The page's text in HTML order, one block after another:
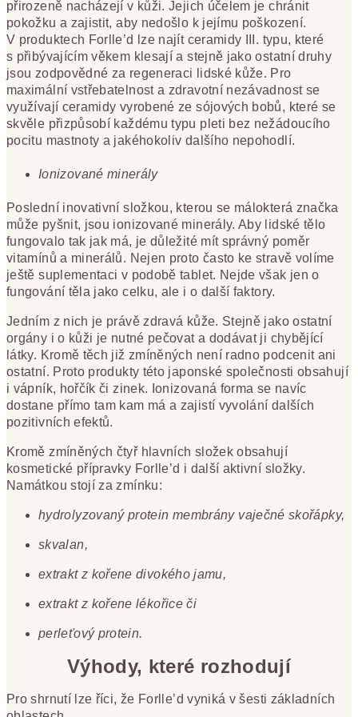
přirozeně nacházejí v kůži. Jejich účelem je chránit
pokožku a zajistit, aby nedošlo k jejímu poškození.
V produktech Forlle’d lze najít ceramidy III. typu, které
s přibývajícím věkem klesají a stejně jako ostatní druhy
jsou zodpovědné za regeneraci lidské kůže. Pro
maximální vstřebatelnost a zdravotní nezávadnost se
využívají ceramidy vyrobené ze sójových bobů, které se
skvěle přizpůsobí každému typu pleti bez nežádoucího
pocitu mastnoty a jakéhokoliv dalšího nepohodlí.
Ionizované minerály
Poslední inovativní složkou, kterou se málokterá značka
může pyšnit, jsou ionizované minerály. Aby lidské tělo
fungovalo tak jak má, je důležité mít správný poměr
vitamínů a minerálů. Nejen proto často ke stravě volíme
ještě suplementaci v podobě tablet. Nejde však jen o
fungování těla jako celku, ale i o další faktory.
Jedním z nich je právě zdravá kůže. Stejně jako ostatní
orgány i o kůži je nutné pečovat a dodávat ji chybějící
látky. Kromě těch již zmíněných není radno podcenit ani
ostatní. Proto produkty této japonské společnosti obsahují
i vápník, hořčík či zinek. Ionizovaná forma se navíc
dostane přímo tam kam má a zajistí vyvolání dalších
pozitivních efektů.
Kromě zmíněných čtyř hlavních složek obsahují
kosmetické přípravky Forlle’d i další aktivní složky.
Namátkou stojí za zmínku:
hydrolyzovaný protein membrány vaječné skořápky,
skvalan,
extrakt z kořene divokého jamu,
extrakt z kořene lékořice či
perleťový protein.
Výhody, které rozhodují
Pro shrnutí lze říci, že Forlle’d vyniká v šesti základních